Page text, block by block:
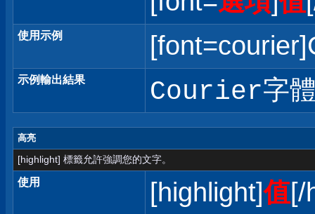
使用示例
示例輸出結果 Courier字
高亮
[highlight] 標籤允許強調您的文字。
使用 [highlight]值[/